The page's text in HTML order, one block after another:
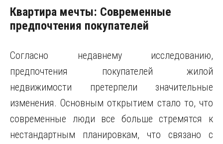
Квартира мечты: Современные
предпочтения покупателей
Согласно недавнему исследованию,
предпочтения покупателей жилой
недвижимости претерпели значительные
изменения. Основным открытием стало то, что
современные люди все больше стремятся к
нестандартным планировкам, что связано с